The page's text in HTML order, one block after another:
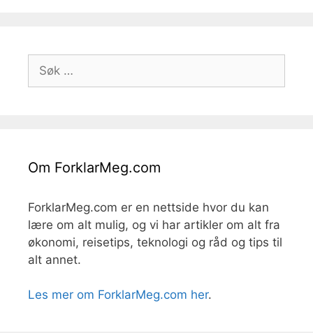
etter:
Om ForklarMeg.com
ForklarMeg.com er en nettside hvor du kan
lære om alt mulig, og vi har artikler om alt fra
økonomi, reisetips, teknologi og råd og tips til
alt annet.
Les mer om ForklarMeg.com her.